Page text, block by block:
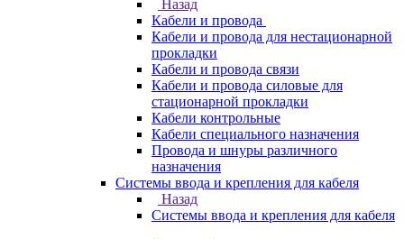
Назад
Кабели и провода
Кабели и провода для нестационарной
прокладки
Кабели и провода связи
Кабели и провода силовые для
стационарной прокладки
Кабели контрольные
Кабели специального назначения
Провода и шнуры различного
назначения
Системы ввода и крепления для кабеля
Назад
Системы ввода и крепления для кабеля